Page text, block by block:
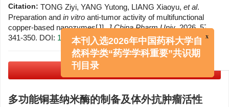
Citation: TONG Ziyi, YANG Yutong, LIANG Xiaoyu, et al.
Preparation and in vitro anti-tumor activity of multifunctional
copper-based nanozymes[J].J China Pharm Univ, 2026, 57(3):
341-350. DOI: 10.11665/j.issn.1000-5048.2025071901
PDF下载
多功能铜基纳米酶的制备及体外抗肿瘤活性
x
本刊入选2026年中国药科大学自
然科学类“药学学科重要”共识期
刊目录